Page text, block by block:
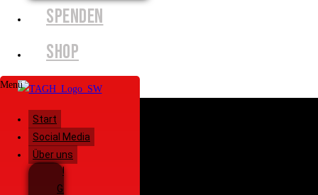
SPENDEN
SHOP
Menü
Start
Social Media
Über uns
Unsere
Geschichte